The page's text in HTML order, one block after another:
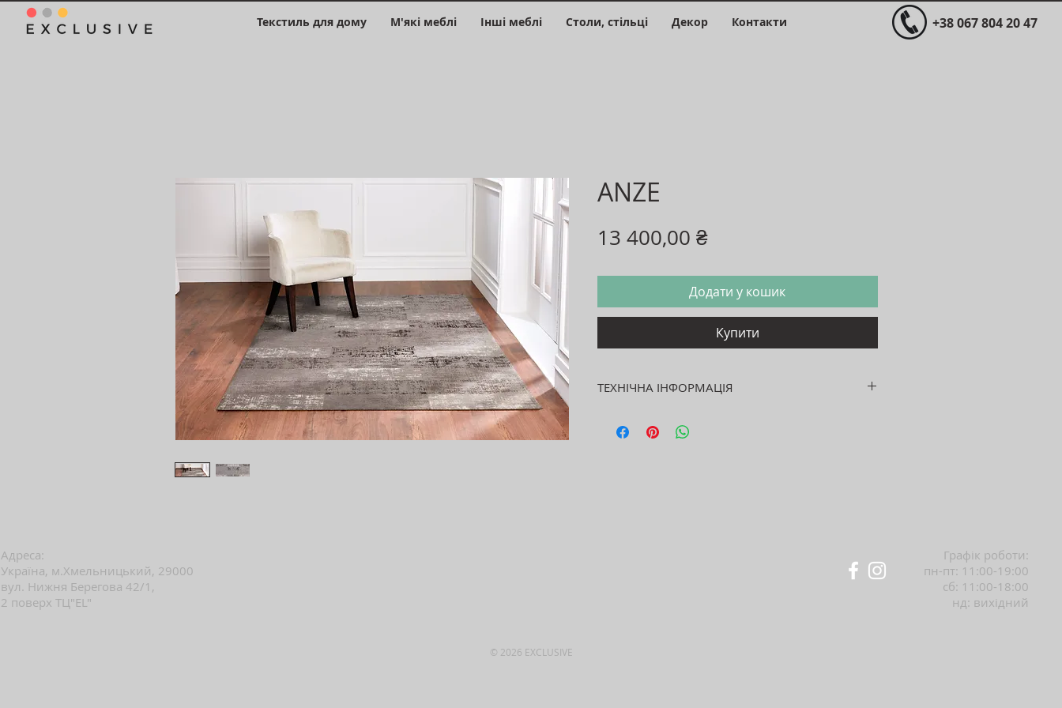
Текстиль для дому М'які меблі Інші меблі Столи, стільці Декор Контакти +38 067 804 20 47
ANZE
13 400,00 ₴Ціна
Додати у кошик
Купити
ТЕХНІЧНА ІНФОРМАЦІЯ
Вага: 1000 г/м2
Адреса:
Україна, м.Хмельницький, 29000
вул. Нижня Берегова 42/1,
2 поверх ТЦ"EL"
Графік роботи:
пн-пт: 11:00-19:00
сб: 11:00-18:00
нд: вихідний
© 2026 EXCLUSIVE